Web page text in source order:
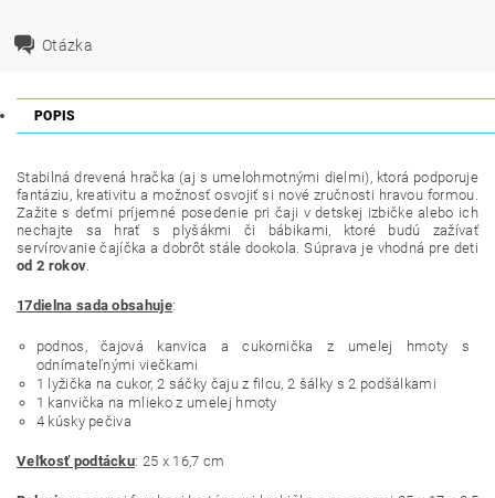
Otázka
POPIS
Stabilná drevená hračka (aj s umelohmotnými dielmi), ktorá podporuje
fantáziu, kreativitu a možnosť osvojiť si nové zručnosti hravou formou.
Zažite s deťmi príjemné posedenie pri čaji v detskej izbičke alebo ich
nechajte sa hrať s plyšákmi či bábikami, ktoré budú zažívať
servírovanie čajíčka a dobrôt stále dookola. Súprava je vhodná pre deti
od 2 rokov.
17dielna sada obsahuje:
podnos, čajová kanvica a cukornička z umelej hmoty s
odnímateľnými viečkami
1 lyžička na cukor, 2 sáčky čaju z filcu, 2 šálky s 2 podšálkami
1 kanvička na mlieko z umelej hmoty
4 kúsky pečiva
Veľkosť podtácku: 25 x 16,7 cm